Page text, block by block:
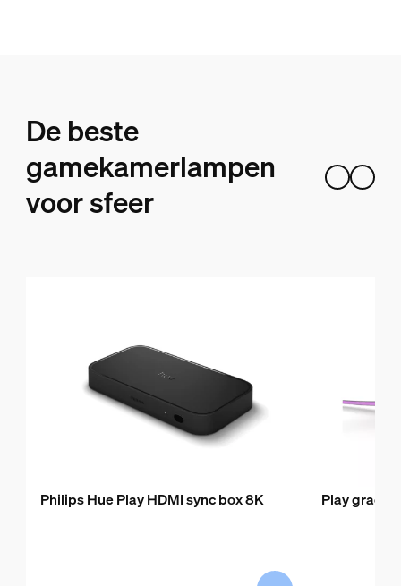
De beste
gamekamerlampen
voor sfeer
Philips Hue Play HDMI sync box 8K Play